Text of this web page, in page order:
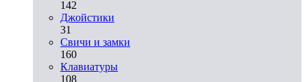
142
Джойстики
31
Свичи и замки
160
Клавиатуры
108